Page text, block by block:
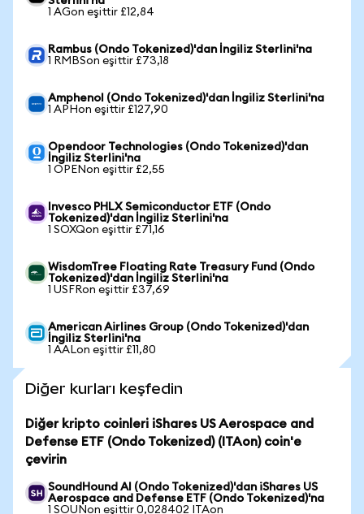
1 AGon eşittir £12,84
Rambus (Ondo Tokenized)'dan İngiliz Sterlini'na
1 RMBSon eşittir £73,18
Amphenol (Ondo Tokenized)'dan İngiliz Sterlini'na
1 APHon eşittir £127,90
Opendoor Technologies (Ondo Tokenized)'dan
İngiliz Sterlini'na
1 OPENon eşittir £2,55
Invesco PHLX Semiconductor ETF (Ondo
Tokenized)'dan İngiliz Sterlini'na
1 SOXQon eşittir £71,16
WisdomTree Floating Rate Treasury Fund (Ondo
Tokenized)'dan İngiliz Sterlini'na
1 USFRon eşittir £37,69
American Airlines Group (Ondo Tokenized)'dan
İngiliz Sterlini'na
1 AALon eşittir £11,80
Diğer kurları keşfedin
Diğer kripto coinleri iShares US Aerospace and
Defense ETF (Ondo Tokenized) (ITAon) coin'e
çevirin
SoundHound AI (Ondo Tokenized)'dan iShares US
Aerospace and Defense ETF (Ondo Tokenized)'na
1 SOUNon eşittir 0,028402 ITAon